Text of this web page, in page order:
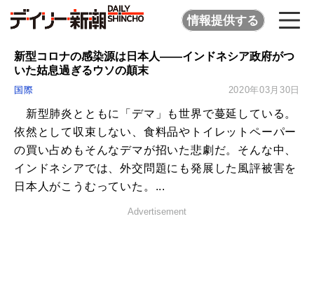
情報提供する
新型コロナの感染源は日本人――インドネシア政府がつ
いた姑息過ぎるウソの顛末
国際 2020年03月30日
新型肺炎とともに「デマ」も世界で蔓延している。
依然として収束しない、食料品やトイレットペーパー
の買い占めもそんなデマが招いた悲劇だ。そんな中、
インドネシアでは、外交問題にも発展した風評被害を
日本人がこうむっていた。...
Advertisement